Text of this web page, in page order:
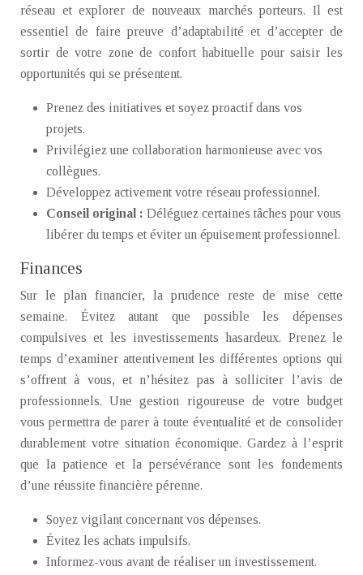
réseau et explorer de nouveaux marchés porteurs. Il est
essentiel de faire preuve d’adaptabilité et d’accepter de
sortir de votre zone de confort habituelle pour saisir les
opportunités qui se présentent.
Prenez des initiatives et soyez proactif dans vos
projets.
Privilégiez une collaboration harmonieuse avec vos
collègues.
Développez activement votre réseau professionnel.
Conseil original : Déléguez certaines tâches pour vous
libérer du temps et éviter un épuisement professionnel.
Finances
Sur le plan financier, la prudence reste de mise cette
semaine. Évitez autant que possible les dépenses
compulsives et les investissements hasardeux. Prenez le
temps d’examiner attentivement les différentes options qui
s’offrent à vous, et n’hésitez pas à solliciter l’avis de
professionnels. Une gestion rigoureuse de votre budget
vous permettra de parer à toute éventualité et de consolider
durablement votre situation économique. Gardez à l’esprit
que la patience et la persévérance sont les fondements
d’une réussite financière pérenne.
Soyez vigilant concernant vos dépenses.
Évitez les achats impulsifs.
Informez-vous avant de réaliser un investissement.